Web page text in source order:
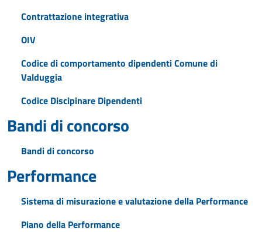
Contrattazione integrativa
OIV
Codice di comportamento dipendenti Comune di
Valduggia
Codice Discipinare Dipendenti
Bandi di concorso
Bandi di concorso
Performance
Sistema di misurazione e valutazione della Performance
Piano della Performance